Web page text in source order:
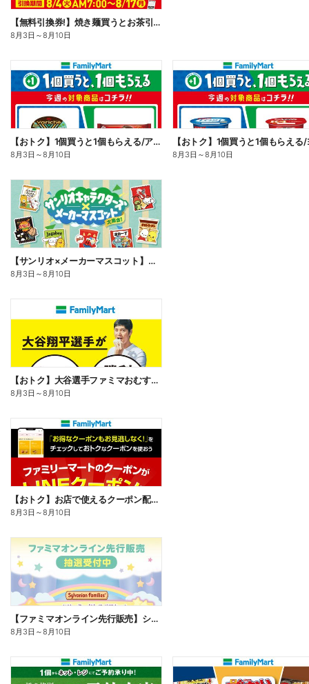
【無料引換券!】焼き麺買うとお茶引換券貰える!
8月3日 ～8月10日
【おトク】1個買うと1個もらえる/アイス
8月3日 ～8月10日 8月3日 ～8月10日
【サンリオ×メーカーマスコット】オリジナルグッズ貰える!
8月3日 ～8月10日
【おトク】大谷選手ファミマおむすび割
8月3日 ～8月10日
【おトク】お店で使えるクーポン配信中
8月3日 ～8月10日
【ファミマオンライン先行販売】シルバニアファミリー
8月3日 ～8月10日